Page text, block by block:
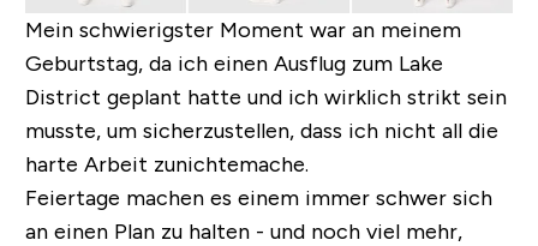
Mein schwierigster Moment war an meinem
Geburtstag, da ich einen Ausflug zum Lake
District geplant hatte und ich wirklich strikt sein
musste, um sicherzustellen, dass ich nicht all die
harte Arbeit zunichtemache.
Feiertage machen es einem immer schwer sich
an einen Plan zu halten - und noch viel mehr,